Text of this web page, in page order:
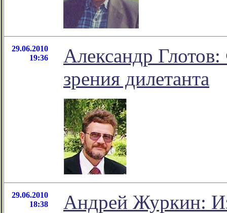
29.06.2010
19:36
Александр
зрения дилетанта
29.06.2010
18:38
Андрей Журкин: